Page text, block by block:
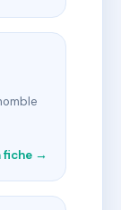
fiche →